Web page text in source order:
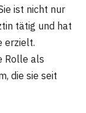
ist nicht nur
tätig und hat
erzielt.
Rolle als
die sie seit